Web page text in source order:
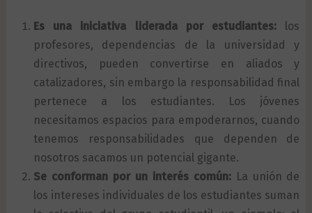
Es una iniciativa liderada por estudiantes: los
profesores, dependencias de la universidad y
directivos, pueden convertirse en aliados y
catalizadores, sin embargo la responsabilidad final
pertenece a los estudiantes. Los jóvenes
necesitamos espacios para empoderarnos, cuando
tenemos responsabilidades que dependen de
nosotros sacamos un potencial gigante.
Se conforman por un interés común:La unión de
los intereses individuales de los estudiantes suman